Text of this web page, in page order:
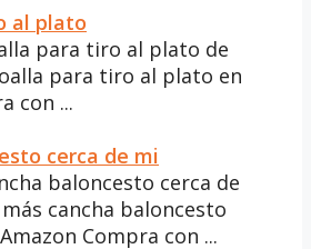
al plato
para tiro al plato de
para tiro al plato en
con ...
cerca de mi
baloncesto cerca de
cancha baloncesto
Compra con ...